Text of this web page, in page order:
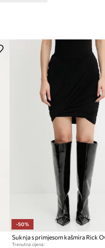
-50%
Trenutna cijena: